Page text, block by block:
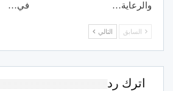
والرعاية…
في…
السابق التالي
اترك رد